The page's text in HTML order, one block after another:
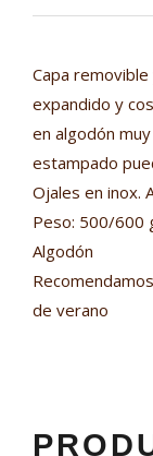
Capa
expandido y
en algodón
estampado
Ojales en inox.
Peso: 500/600
Algodón
de verano